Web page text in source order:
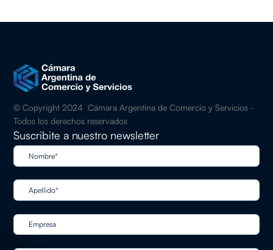
© Copyright 2024 Cámara Argentina de Comercio y Servicios -
Todos los derechos reservados
Suscribite a nuestro newsletter